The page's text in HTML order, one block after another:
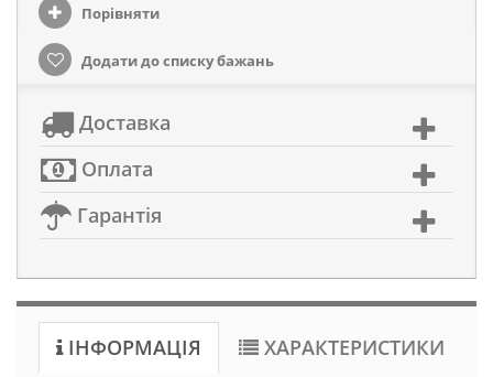
Порівняти
Додати до списку бажань
Доставка
Оплата
Гарантія
ІНФОРМАЦІЯ
ХАРАКТЕРИСТИКИ